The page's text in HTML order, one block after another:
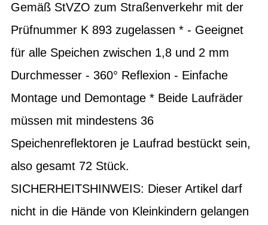
Gemäß StVZO zum Straßenverkehr mit der
Prüfnummer K 893 zugelassen * - Geeignet
für alle Speichen zwischen 1,8 und 2 mm
Durchmesser - 360° Reflexion - Einfache
Montage und Demontage * Beide Laufräder
müssen mit mindestens 36
Speichenreflektoren je Laufrad bestückt sein,
also gesamt 72 Stück.
SICHERHEITSHINWEIS: Dieser Artikel darf
nicht in die Hände von Kleinkindern gelangen